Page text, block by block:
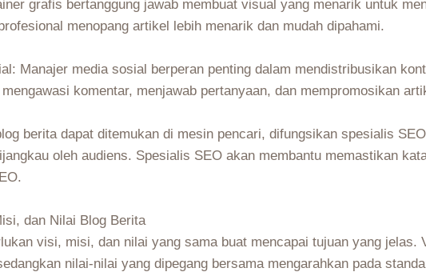
grafis bertanggung jawab membuat visual yang menarik untuk
menopang artikel lebih menarik dan mudah dipahami.
Manajer media sosial berperan penting dalam mendistribusikan
komentar, menjawab pertanyaan, dan mempromosikan
berita dapat ditemukan di mesin pencari, difungsikan spesialis
oleh audiens. Spesialis SEO akan membantu memastikan
dan Nilai Blog Berita
visi, misi, dan nilai yang sama buat mencapai tujuan yang jelas.
nilai-nilai yang dipegang bersama mengarahkan pada